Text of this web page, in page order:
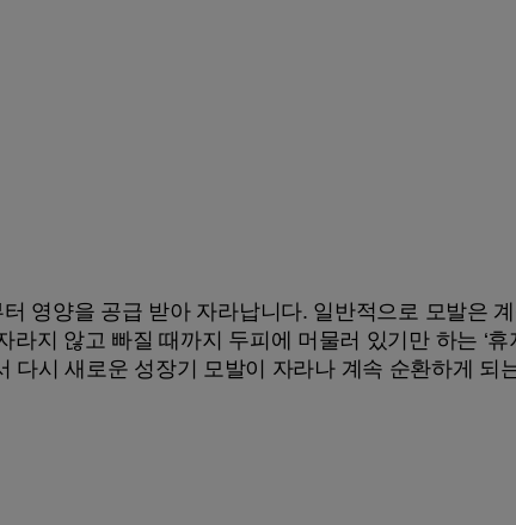
영양을 공급 받아 자라납니다. 일반적으로 모발은 계
라지 않고 빠질 때까지 두피에 머물러 있기만 하는 ‘
다시 새로운 성장기 모발이 자라나 계속 순환하게 되